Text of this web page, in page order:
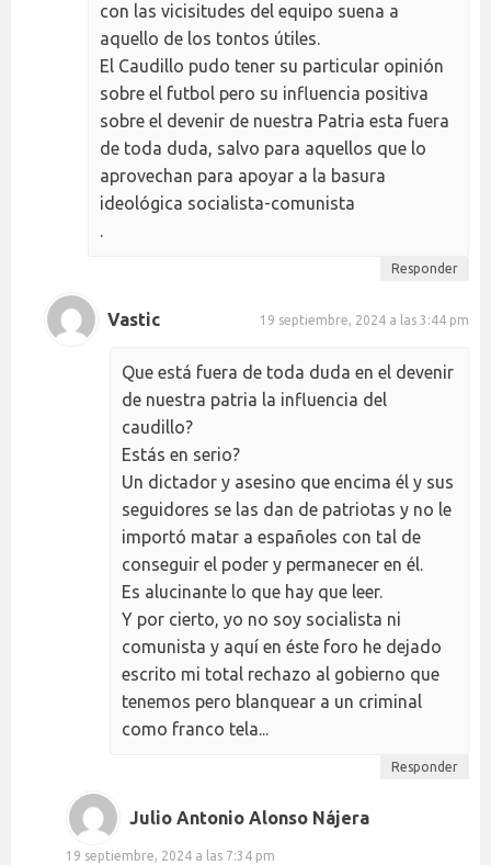
con las vicisitudes del equipo suena a
aquello de los tontos útiles.
El Caudillo pudo tener su particular opinión
sobre el futbol pero su influencia positiva
sobre el devenir de nuestra Patria esta fuera
de toda duda, salvo para aquellos que lo
aprovechan para apoyar a la basura
ideológica socialista-comunista
.
Responder
Vastic 19 septiembre, 2024 a las 3:44 pm
Que está fuera de toda duda en el devenir
de nuestra patria la influencia del
caudillo?
Estás en serio?
Un dictador y asesino que encima él y sus
seguidores se las dan de patriotas y no le
importó matar a españoles con tal de
conseguir el poder y permanecer en él.
Es alucinante lo que hay que leer.
Y por cierto, yo no soy socialista ni
comunista y aquí en éste foro he dejado
escrito mi total rechazo al gobierno que
tenemos pero blanquear a un criminal
como franco tela...
Responder
Julio Antonio Alonso Nájera
19 septiembre, 2024 a las 7:34 pm